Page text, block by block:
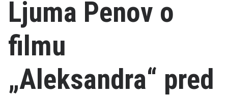
Ljuma Penov o
filmu
„Aleksandra“ pred